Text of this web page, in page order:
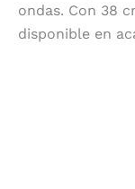
ondas. Con 38
disponible en